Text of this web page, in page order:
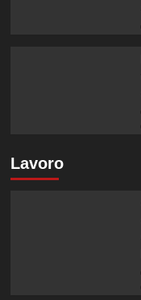
Lavoro